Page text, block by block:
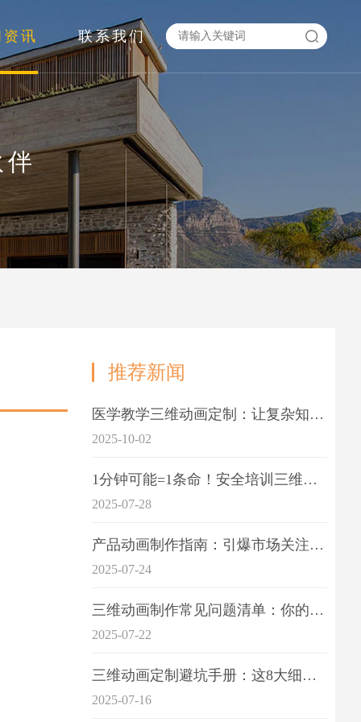
讯 联系我们
伴
推荐新闻
医学教学三维动画定制：让复杂知识一目了
2025-10-02
1分钟可能=1条命！安全培训三维动画制作成本效益深度拆解
2025-07-28
产品动画制作指南：引爆市场关注的视觉引擎
2025-07-24
三维动画制作常见问题清单：你的项目是否踩中这6大技术雷区？
2025-07-22
三维动画定制避坑手册：这8大细节重点关注
2025-07-16